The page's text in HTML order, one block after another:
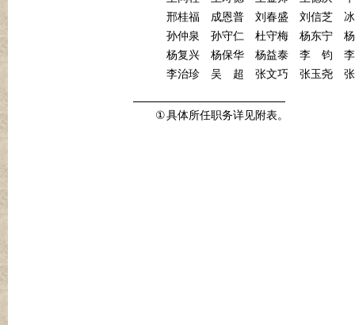
邢桂福
成恩普 刘春盛 刘信芝
冰
孙仲泉
孙守仁 杜守梅 杨东宁
杨复兴
杨保华 杨益泰 李 钧
李治珍
吴 超 张文巧 张玉尧
①具体所任职务详见附表。